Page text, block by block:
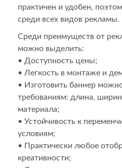
практичен и удобен,
среди всех видов рекламы.
Среди преимуществ от
можно выделить:
• Доступность цены;
• Легкость в монтаже и
• Изготовить баннер
требованиям: длина,
материала;
• Устойчивость к
условиям;
• Практически любое
креативности;